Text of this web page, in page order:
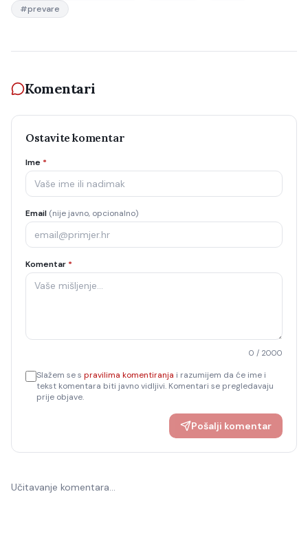
#prevare
Komentari
Ostavite komentar
Ime *
Email (nije javno, opcionalno)
Komentar *
0 / 2000
Slažem se s pravilima komentiranja i razumijem da će ime i
tekst komentara biti javno vidljivi. Komentari se pregledavaju
prije objave.
Pošalji komentar
Učitavanje komentara…